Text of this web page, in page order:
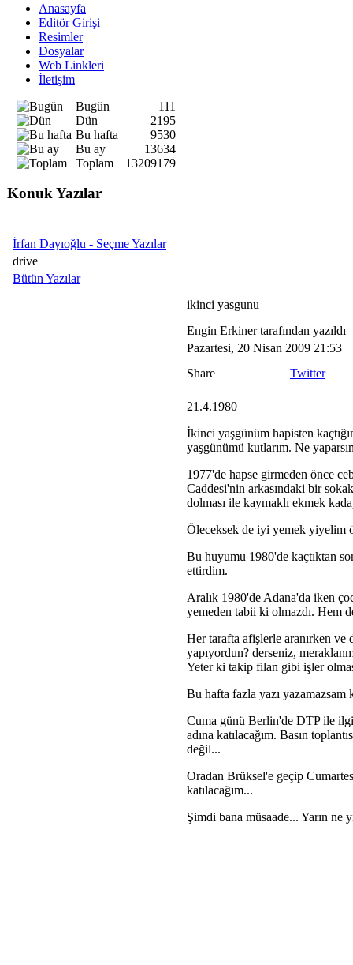
Anasayfa
Editör Girişi
Resimler
Dosyalar
Web Linkleri
İletişim
Bugün
111
Dün
2195
Bu hafta
9530
Bu ay
13634
Toplam
13209179
Konuk Yazılar
İrfan Dayıoğlu - Seçme Yazılar
drive
Bütün Yazılar
ikinci yasgunu
Engin Erkiner tarafından yazıldı
Pazartesi, 20 Nisan 2009 21:53
Share
Twitter
21.4.1980
İkinci yaşgünüm hapisten
yaşgünümü kutlarım. Ne
1977'de hapse girmeden önce
Caddesi'nin arkasındaki bir
dolması ile kaymaklı ekmek
Öleceksek de iyi yemek yiyelim
Bu huyumu 1980'de kaçtıktan
ettirdim.
Aralık 1980'de Adana'da iken
yemeden tabii ki olmazdı. Hem
Her tarafta afişlerle aranırken ve
yapıyordun? derseniz,
Yeter ki takip filan gibi işler
Bu hafta fazla yazı yazamazsam
Cuma günü Berlin'de DTP ile
adına katılacağım. Basın
değil...
Oradan Brüksel'e geçip
katılacağım...
Şimdi bana müsaade... Yarın ne